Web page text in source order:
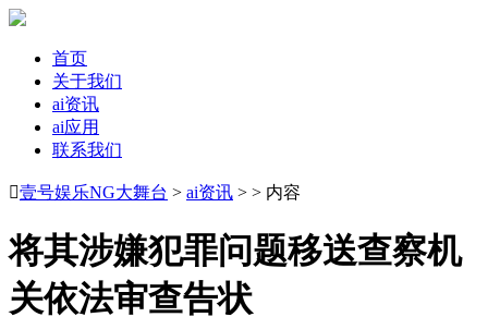
首页
关于我们
ai资讯
ai应用
联系我们
壹号娱乐NG大舞台 > ai资讯 > > 内容
将其涉嫌犯罪问题移送查察机
关依法审查告状